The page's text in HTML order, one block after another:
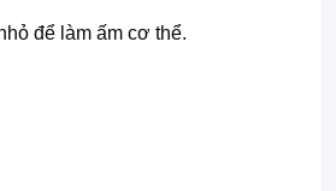
để làm ấm cơ thể.